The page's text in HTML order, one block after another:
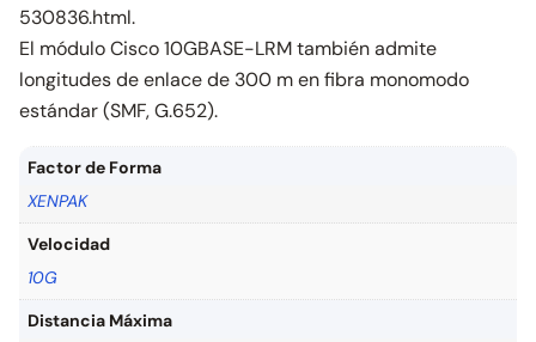
530836.html.
El módulo Cisco 10GBASE-LRM también admite
longitudes de enlace de 300 m en fibra monomodo
estándar (SMF, G.652).
Factor de Forma
XENPAK
Velocidad
10G
Distancia Máxima